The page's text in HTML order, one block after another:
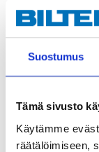
Suostumus
Tämä sivusto
Käytämme
räätälöimiseen,
Sturdy model
brakes and
hanging up
most air nipples.
Technical